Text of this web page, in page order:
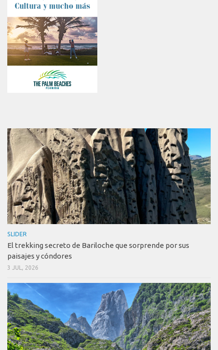
SLIDER
El trekking secreto de Bariloche que sorprende por sus
paisajes y cóndores
3 JUL, 2026